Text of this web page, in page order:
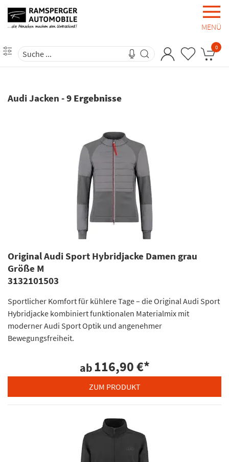
MENÜ
0
Audi Jacken -9 Ergebnisse
Original Audi Sport Hybridjacke Damen grau
Größe M
3132101503
Sportlicher Komfort für kühlere Tage – die Original Audi Sport
Hybridjacke kombiniert funktionalen Materialmix mit
moderner Audi Sport Optik und angenehmer
Bewegungsfreiheit.
ab116,90 €*
ZUM PRODUKT